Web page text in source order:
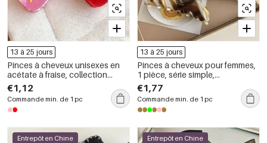
13 à 25 jours
Pinces à cheveux unisexes en
acétate à fraise, collection
Simple Series
€1,12
Commande min. de 1 pc
13 à 25 jours
Pinces à cheveux pour femmes,
1 pièce, série simple,
décontractée, dégradé de
couleur, en acétate
€1,77
Commande min. de 1 pc
Entrepôt en Chine Entrepôt en Chine